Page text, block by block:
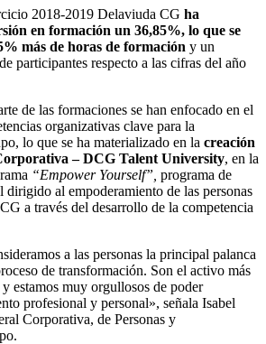
2018-2019 Delaviuda CG ha
en formación un 36,85%, lo que se
más de horas de formación y un
participantes respecto a las cifras del año
de las formaciones se han enfocado en el
organizativas clave para la
lo que se ha materializado en la creación
– DCG Talent University, en la
“Empower Yourself”, programa de
dirigido al empoderamiento de las personas
a través del desarrollo de la competencia
a las personas la principal palanca
de transformación. Son el activo más
estamos muy orgullosos de poder
profesional y personal», señala Isabel
Corporativa, de Personas y